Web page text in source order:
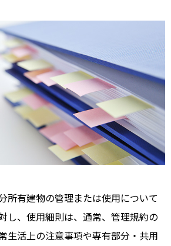
所有建物の管理または使用について
し、使用細則は、通常、管理規約の
生活上の注意事項や専有部分・共用